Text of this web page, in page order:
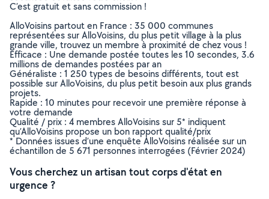
C’est gratuit et sans commission !
AlloVoisins partout en France : 35 000 communes
représentées sur AlloVoisins, du plus petit village à la plus
grande ville, trouvez un membre à proximité de chez vous !
Efficace : Une demande postée toutes les 10 secondes, 3.6
millions de demandes postées par an
Généraliste : 1 250 types de besoins différents, tout est
possible sur AlloVoisins, du plus petit besoin aux plus grands
projets.
Rapide : 10 minutes pour recevoir une première réponse à
votre demande
Qualité / prix : 4 membres AlloVoisins sur 5* indiquent
qu’AlloVoisins propose un bon rapport qualité/prix
* Données issues d’une enquête AlloVoisins réalisée sur un
échantillon de 5 671 personnes interrogées (Février 2024)
Vous cherchez un artisan tout corps d'état en
urgence ?